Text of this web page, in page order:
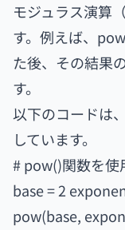
モジュラス演算
す。例えば、
た後、その結果
す。
以下のコードは
しています。
# pow()関数を使
base = 2
pow(base,